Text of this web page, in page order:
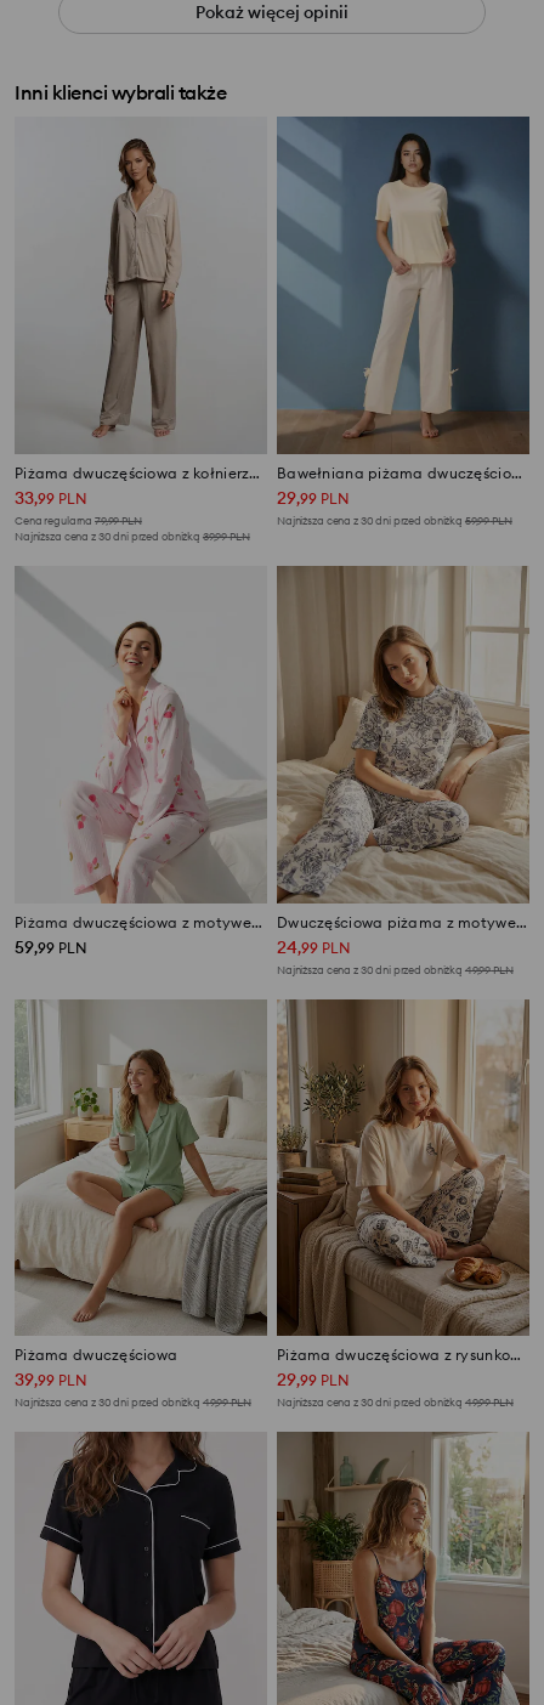
Pokaż więcej opinii
Inni klienci wybrali także
Piżama dwuczęściowa z kołnierzykiem
33,99 PLN
Cena regularna 79,99PLN
Najniższa cena z 30 dni przed obniżką 39,99PLN
Bawełniana piżama dwuczęściowa
29,99 PLN
Najniższa cena z 30 dni przed obniżką 59,99PLN
Piżama dwuczęściowa z motywem róż
59,99 PLN
Dwuczęściowa piżama z motywem kwiatów i ptaków
24,99 PLN
Najniższa cena z 30 dni przed obniżką 49,99PLN
Piżama dwuczęściowa
39,99 PLN
Najniższa cena z 30 dni przed obniżką 49,99PLN
Piżama dwuczęściowa z rysunkowym nadrukiem
29,99 PLN
Najniższa cena z 30 dni przed obniżką 49,99PLN